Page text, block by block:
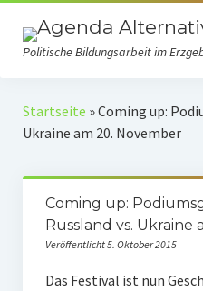
Politische Bildungsarbeit im
Verein
Auszeichnungen
Startseite »Coming up:
Ukraine am 20. November
Coming up:
Russland vs. Ukraine
Veröffentlicht 5. Oktober 2015
Das Festival ist nun